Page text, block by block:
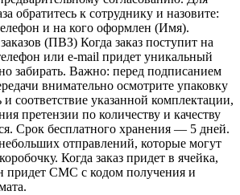
обратитесь к сотруднику и назовите:
и на кого оформлен (Имя).
(ПВЗ) Когда заказ поступит на
или e-mail придет уникальный
забирать. Важно: перед подписанием
внимательно осмотрите упаковку
и соответствие указанной комплектации,
претензии по количеству и качеству
Срок бесплатного хранения — 5 дней.
отправлений, которые могут
Когда заказ придет в ячейка,
придет СМС с кодом получения и